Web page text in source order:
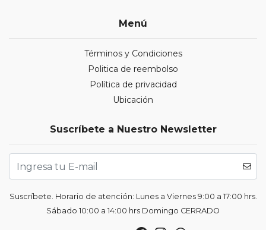
Menú
Términos y Condiciones
Politica de reembolso
Política de privacidad
Ubicación
Suscríbete a Nuestro Newsletter
Suscríbete. Horario de atención: Lunes a Viernes 9:00 a 17:00 hrs.
Sábado 10:00 a 14:00 hrs Domingo CERRADO